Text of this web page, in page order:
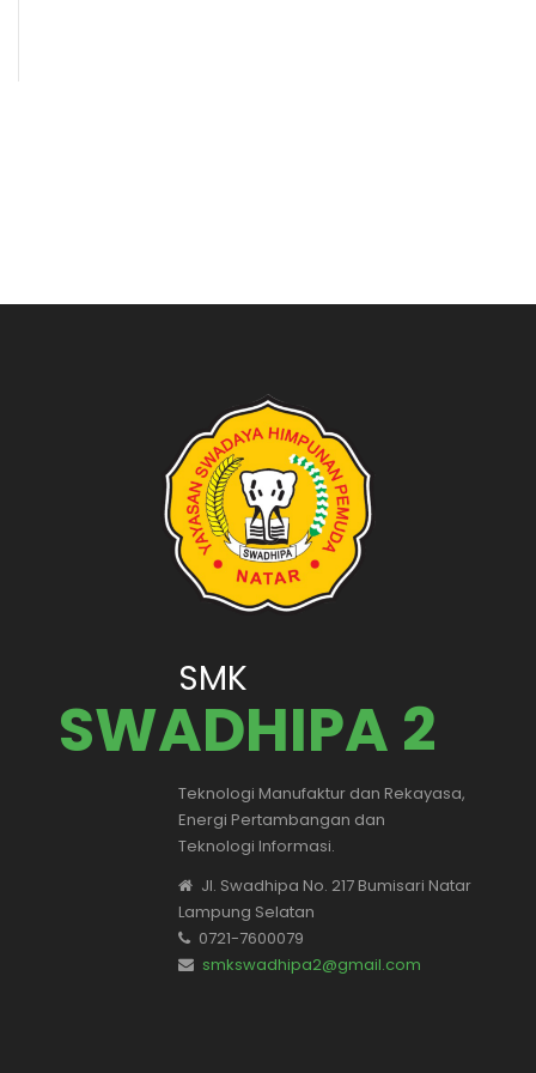
SMK
SWADHIPA 2
Teknologi Manufaktur dan Rekayasa,
Energi Pertambangan dan
Teknologi Informasi.
Jl. Swadhipa No. 217 Bumisari Natar
Lampung Selatan
0721-7600079
smkswadhipa2@gmail.com